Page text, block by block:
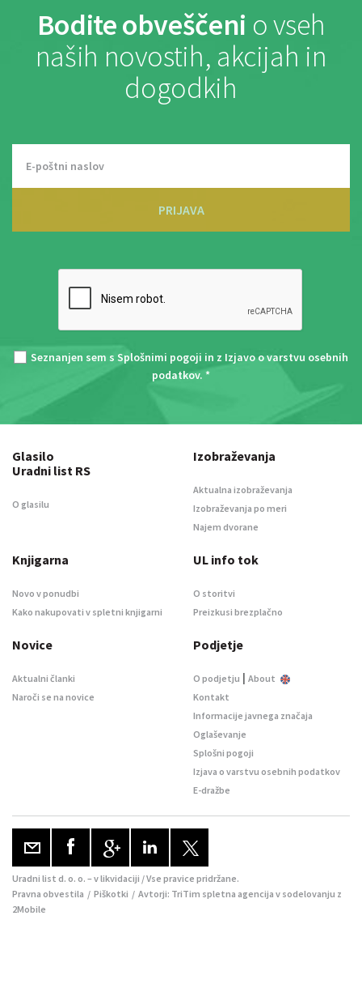
Bodite obveščeni o vseh
naših novostih, akcijah in
dogodkih
PRIJAVA
Seznanjen sem s Splošnimi pogoji in z Izjavo o varstvu osebnih
podatkov. *
Glasilo
Uradni list RS
O glasilu
Izobraževanja
Aktualna izobraževanja
Izobraževanja po meri
Najem dvorane
Knjigarna
Novo v ponudbi
Kako nakupovati v spletni knjigarni
UL info tok
O storitvi
Preizkusi brezplačno
Novice
Aktualni članki
Naroči se na novice
Podjetje
O podjetju | About
Kontakt
Informacije javnega značaja
Oglaševanje
Splošni pogoji
Izjava o varstvu osebnih podatkov
E-dražbe
Uradni list d. o. o. – v likvidaciji / Vse pravice pridržane.
Pravna obvestila / Piškotki / Avtorji: TriTim spletna agencija v sodelovanju z
2Mobile